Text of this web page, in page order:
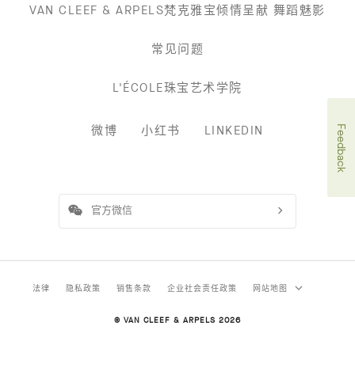
VAN CLEEF & ARPELS梵克雅宝倾情呈献 舞蹈魅影
常见问题
L'ÉCOLE珠宝艺术学院
微博 小红书 LINKEDIN
官方微信
法律 隐私政策 销售条款 企业社会责任政策 网站地图
© VAN CLEEF & ARPELS 2026
Feedback